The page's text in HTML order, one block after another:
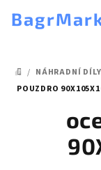
DOMŮ
/ NÁHRADNÍ DÍLY
POUZDRO